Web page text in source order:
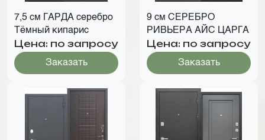
7,5 см ГАРДА серебро
Тёмный кипарис
Цена: по запросу
Заказать
9 см СЕРЕБРО
РИВЬЕРА АЙС ЦАРГА
Цена: по запросу
Заказать